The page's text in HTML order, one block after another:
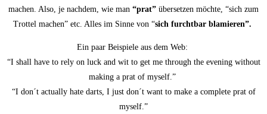
machen. Also, je nach­dem, wie man “prat” über­set­zen möch­te, “sich zum
Trot­tel machen” etc. Alles im Sin­ne von “sich furcht­bar blamieren”.
Ein paar Bei­spie­le aus dem Web:
“I shall have to rely on luck and wit to get me through the evening wit­hout
making a prat of myself.”
“I don´t actual­ly hate darts, I just don´t want to make a com­ple­te prat of
myself.”